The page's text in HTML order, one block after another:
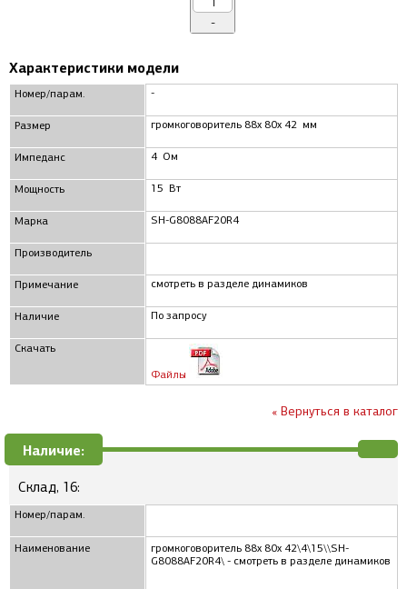
-
Характеристики модели
Номер/парам.
Размер
Импеданс
Мощность
Марка
Производитель
Примечание
Наличие
Скачать
-
громкоговоритель 88x 80x 42 мм
4 Ом
15 Вт
SH-G8088AF20R4
смотреть в разделе динамиков
По запросу
Файлы
« Вернуться в каталог
Наличие:
Склад, 16:
Номер/парам.
Наименование
громкоговоритель 88x 80x 42\4\15\\SH-
G8088AF20R4\ - смотреть в разделе динамиков